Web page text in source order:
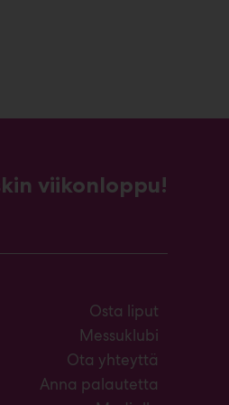
viikonloppu!
Osta liput
Messuklubi
Ota yhteyttä
Anna palautetta